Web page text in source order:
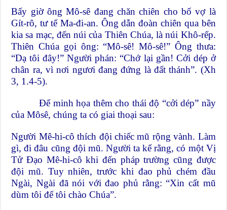
Bấy giờ ông Mô-sê đang chăn chiên cho bố vợ là
Gít-rô, tư tế Ma-đi-an. Ông dẫn đoàn chiên qua bên
kia sa mạc, đến núi của Thiên Chúa, là núi Khô-rếp.
Thiên Chúa gọi ông: “Mô-sê! Mô-sê!” Ông thưa:
“Dạ tôi đây!” Người phán: “Chớ lại gần! Cởi dép ở
chân ra, vì nơi ngươi đang đứng là đất thánh”. (Xh
3, 1.4-5).
Để minh họa thêm cho thái độ “cởi dép” nầy
của Môsê, chúng ta có giai thoại sau:
Người Mê-hi-cô thích đội chiếc mũ rộng vành. Làm
gì, đi đâu cũng đội mũ. Người ta kể rằng, có một Vị
Tử Đạo Mê-hi-cô khi đến pháp trường cũng được
đội mũ. Tuy nhiên, trước khi đao phủ chém đầu
Ngài, Ngài đã nói với đao phủ rằng: “Xin cất mũ
dùm tôi để tôi chào Chúa”.